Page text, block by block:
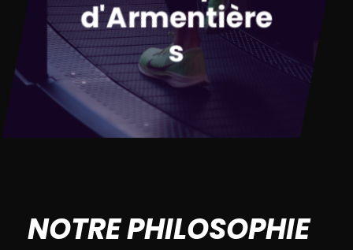
d'Armentière
s
La salle de sport dispose
d’équipements de fitness
connectés pour faire passer
NOTRE PHILOSOPHIE